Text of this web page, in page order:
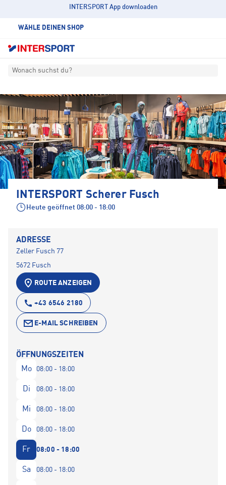
INTERSPORT App downloaden
WÄHLE DEINEN SHOP
Wonach suchst du?
INTERSPORT Scherer Fusch
Heute geöffnet 08:00 - 18:00
ADRESSE
Zeller Fusch 77
5672 Fusch
ROUTE ANZEIGEN
+43 6546 2180
E-MAIL SCHREIBEN
ÖFFNUNGSZEITEN
Mo
08:00 - 18:00
Di 08:00 - 18:00
Mi 08:00 - 18:00
Do 08:00 - 18:00
Fr 08:00 - 18:00
Sa 08:00 - 18:00